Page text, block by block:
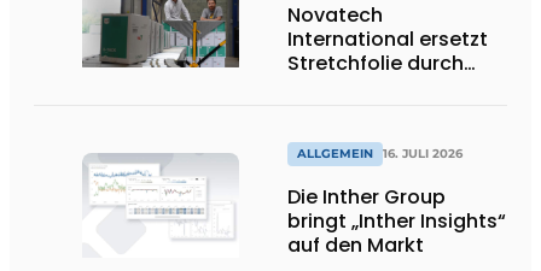
Novatech
International ersetzt
Stretchfolie durch
return2sender
ALLGEMEIN 16. JULI 2026
Die Inther Group
bringt „Inther Insights“
auf den Markt